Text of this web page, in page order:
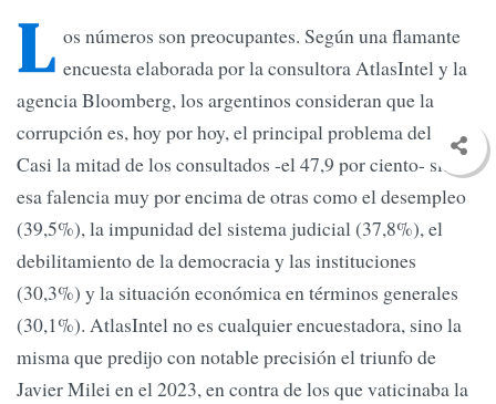
L os números son preocupantes. Según una flamante
encuesta elaborada por la consultora AtlasIntel y la
agencia Bloomberg, los argentinos consideran que la
corrupción es, hoy por hoy, el principal problema del país.
Casi la mitad de los consultados -el 47,9 por ciento- sitúa
esa falencia muy por encima de otras como el desempleo
(39,5%), la impunidad del sistema judicial (37,8%), el
debilitamiento de la democracia y las instituciones
(30,3%) y la situación económica en términos generales
(30,1%). AtlasIntel no es cualquier encuestadora, sino la
misma que predijo con notable precisión el triunfo de
Javier Milei en el 2023, en contra de los que vaticinaba la